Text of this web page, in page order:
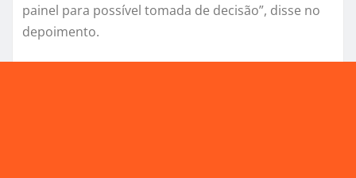
painel para possível tomada de decisão”, disse no
depoimento.